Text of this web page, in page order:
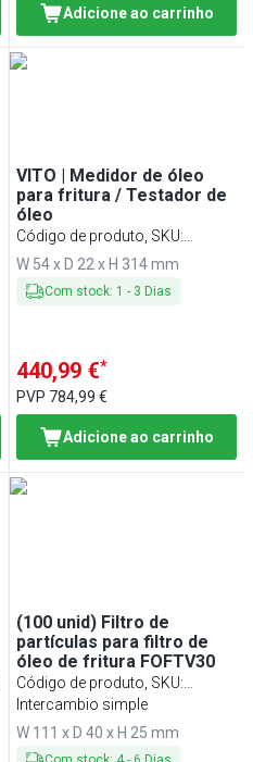
Adicione ao carrinho
VITO | Medidor de óleo
para fritura / Testador de
óleo
Código de produto, SKU:
FOMGVA
W 54 x D 22 x H 314 mm
Com stock: 1 - 3 Dias
440,99 €*
PVP 784,99 €
Adicione ao carrinho
(100 unid) Filtro de
partículas para filtro de
óleo de fritura FOFTV30
Código de produto, SKU:
PFFOFTV30
Intercambio simple
W 111 x D 40 x H 25 mm